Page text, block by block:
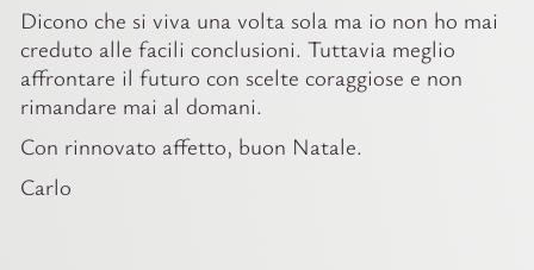
Dicono che si viva una volta sola ma io non ho mai
creduto alle facili conclusioni. Tuttavia meglio
affrontare il futuro con scelte coraggiose e non
rimandare mai al domani.
Con rinnovato affetto, buon Natale.
Carlo